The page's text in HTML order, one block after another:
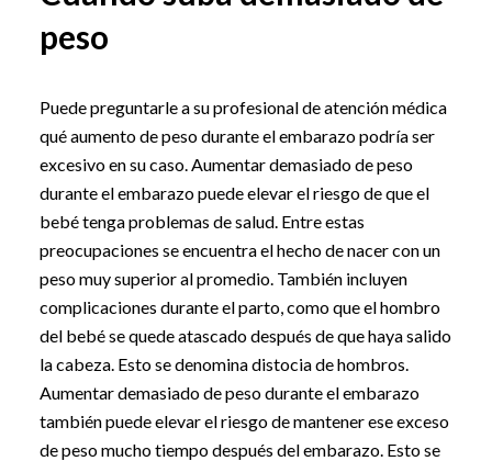
peso
Puede preguntarle a su profesional de atención médica
qué aumento de peso durante el embarazo podría ser
excesivo en su caso. Aumentar demasiado de peso
durante el embarazo puede elevar el riesgo de que el
bebé tenga problemas de salud. Entre estas
preocupaciones se encuentra el hecho de nacer con un
peso muy superior al promedio. También incluyen
complicaciones durante el parto, como que el hombro
del bebé se quede atascado después de que haya salido
la cabeza. Esto se denomina distocia de hombros.
Aumentar demasiado de peso durante el embarazo
también puede elevar el riesgo de mantener ese exceso
de peso mucho tiempo después del embarazo. Esto se